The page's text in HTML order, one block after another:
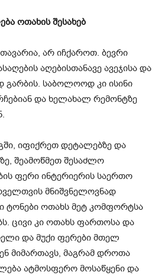
ოთახის შესახებ
არ იჩქაროთ. ბევრი
აღებისთანავე ავეჯისა და
გარბის. საბოლოოდ კი ისინი
და ხელახალ რემონტზე
იფიქრეთ დეტალებზე და
შეამოწმეთ შესაძლო
ფერი ინტერიერის საერთო
მნიშვნელოვნად
ტონები ოთახს მეტ კომფორტსა
ცივი კი ოთახს ფართოსა და
და მუქი ფერები მთელ
მიმართავს, მაგრამ დროთა
ატმოსფერო მოსაწყენი და